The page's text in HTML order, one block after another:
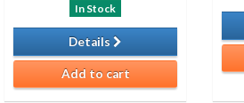
In Stock
Details
Add to cart